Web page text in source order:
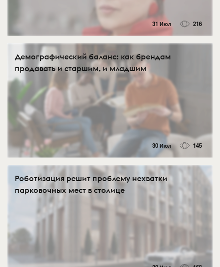
31 Июл 216
Демографический баланс: как брендам
продавать и старшим, и младшим
30 Июл 145
Роботизация решит проблему нехватки
парковочных мест в столице